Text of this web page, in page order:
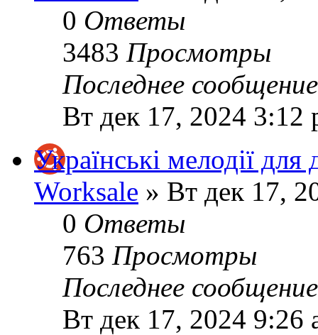
0 Ответы
3483 Просмотры
Последнее
Вт дек 17, 2024 3:12
Українські мелодії
Worksale » Вт дек 17,
0 Ответы
763 Просмотры
Последнее
Вт дек 17, 2024 9:26